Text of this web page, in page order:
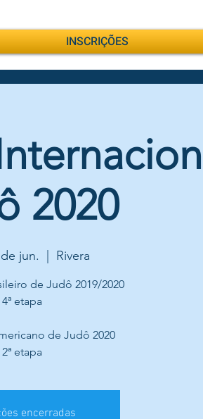
INSCRIÇÕES
2020
jun. Rivera
de Judô 2019/2020
4ª etapa
de Judô 2020
2ª etapa
encerradas